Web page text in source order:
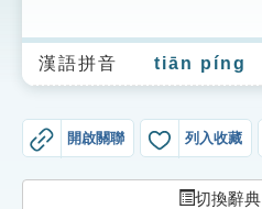
生字詞彙表
成語故事
索引選單
漢語拼音 tiān píng
開啟關聯 列入收藏
切換辭典